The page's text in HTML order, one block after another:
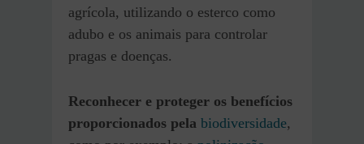
agrícola, utilizando o esterco como
adubo e os animais para controlar
pragas e doenças.
Reconhecer e proteger os benefícios
proporcionados pela biodiversidade,